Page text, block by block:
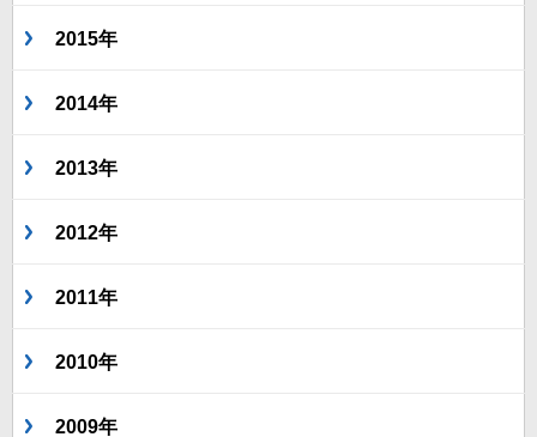
2015年
2014年
2013年
2012年
2011年
2010年
2009年